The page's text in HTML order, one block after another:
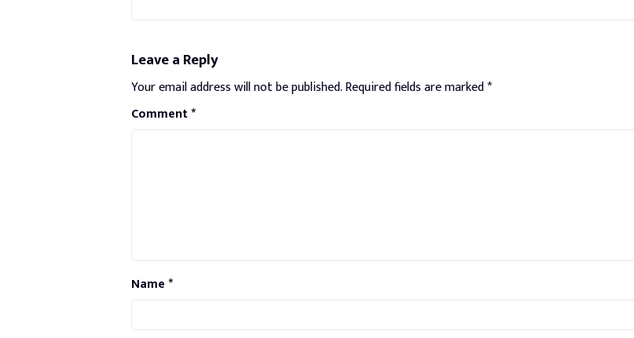
Leave a Reply
Your email address will not be published.Required fields are marked*
Comment*
Name*